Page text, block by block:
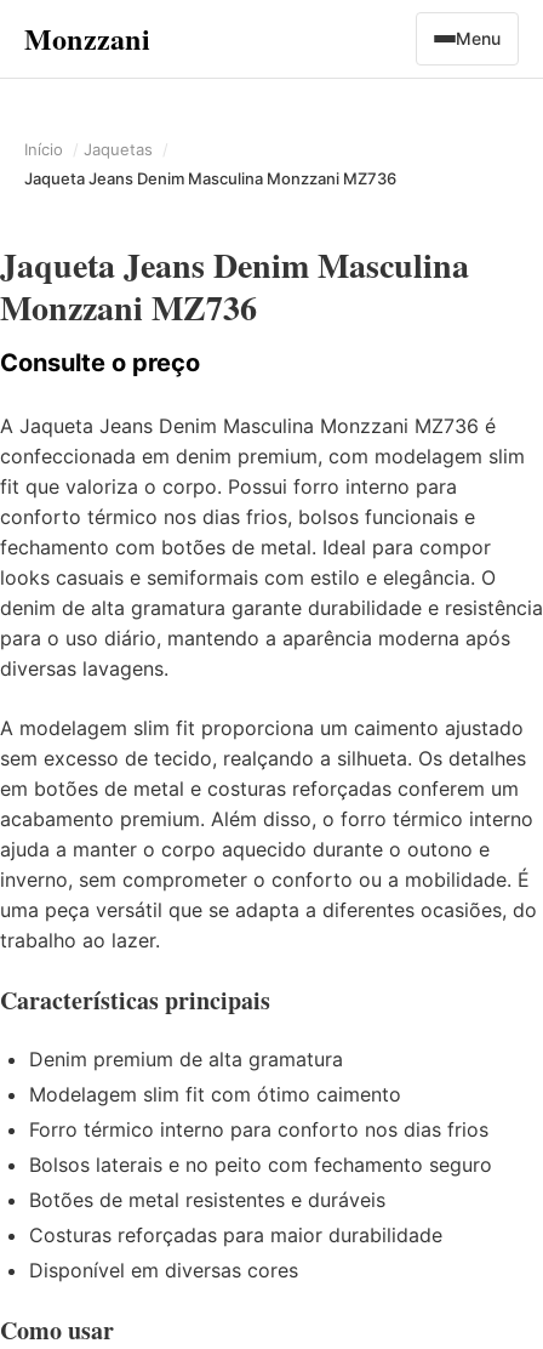
Monzzani Menu
Início
Jaquetas
Jaqueta Jeans Denim Masculina Monzzani MZ736
Jaqueta Jeans Denim Masculina
Monzzani MZ736
Consulte o preço
A Jaqueta Jeans Denim Masculina Monzzani MZ736 é
confeccionada em denim premium, com modelagem slim
fit que valoriza o corpo. Possui forro interno para
conforto térmico nos dias frios, bolsos funcionais e
fechamento com botões de metal. Ideal para compor
looks casuais e semiformais com estilo e elegância. O
denim de alta gramatura garante durabilidade e resistência
para o uso diário, mantendo a aparência moderna após
diversas lavagens.
A modelagem slim fit proporciona um caimento ajustado
sem excesso de tecido, realçando a silhueta. Os detalhes
em botões de metal e costuras reforçadas conferem um
acabamento premium. Além disso, o forro térmico interno
ajuda a manter o corpo aquecido durante o outono e
inverno, sem comprometer o conforto ou a mobilidade. É
uma peça versátil que se adapta a diferentes ocasiões, do
trabalho ao lazer.
Características principais
Denim premium de alta gramatura
Modelagem slim fit com ótimo caimento
Forro térmico interno para conforto nos dias frios
Bolsos laterais e no peito com fechamento seguro
Botões de metal resistentes e duráveis
Costuras reforçadas para maior durabilidade
Disponível em diversas cores
Como usar